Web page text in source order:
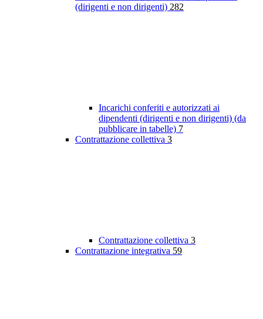
(dirigenti e non dirigenti) 282
Incarichi conferiti e autorizzati ai
dipendenti (dirigenti e non dirigenti) (da
pubblicare in tabelle) 7
Contrattazione collettiva 3
Contrattazione collettiva 3
Contrattazione integrativa 59